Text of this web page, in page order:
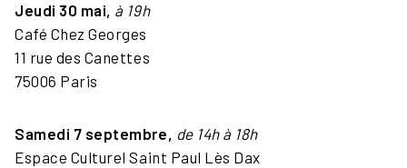
Jeudi 30 mai, à 19h
Café Chez Georges
11 rue des Canettes
75006 Paris
Samedi 7 septembre, de 14h à 18h
Espace Culturel Saint Paul Lès Dax